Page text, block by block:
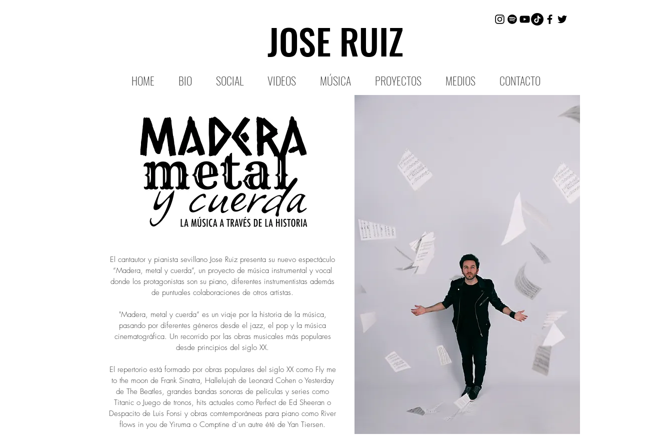
JOSE RUIZ
HOME BIO SOCIAL VIDEOS MÚSICA PROYECTOS MEDIOS CONTACTO
El cantautor y pianista sevillano Jose Ruiz presenta su nuevo espectáculo
“Madera, metal y cuerda”, un proyecto de música instrumental y vocal
donde los protagonistas son su piano, diferentes instrumentistas además
de puntuales colaboraciones de otros artistas.
"Madera, metal y cuerda” es un viaje por la historia de la música,
pasando por diferentes géneros desde el jazz, el pop y la música
cinematográfica. Un recorrido por las obras musicales más populares
desde principios del siglo XX.
El repertorio está formado por obras populares del siglo XX como Fly me
to the moon de Frank Sinatra, Hallelujah de Leonard Cohen o Yesterday
de The Beatles, grandes bandas sonoras de películas y series como
Titanic o Juego de tronos, hits actuales como Perfect de Ed Sheeran o
Despacito de Luis Fonsi y obras comtemporáneas para piano como River
flows in you de Yiruma o Comptine d´un autre été de Yan Tiersen.